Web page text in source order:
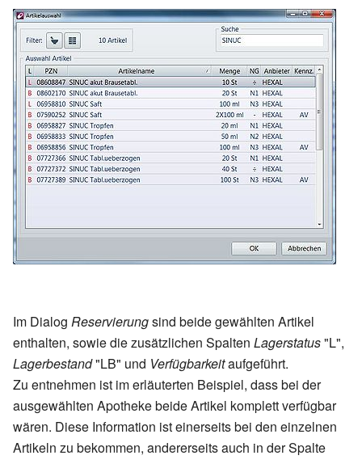
Im Dialog Reservierungsind beide gewählten Artikel
enthalten, sowie die zusätzlichen Spalten Lagerstatus"L",
Lagerbestand"LB" und Verfügbarkeitaufgeführt.
Zu entnehmen ist im erläuterten Beispiel, dass bei der
ausgewählten Apotheke beide Artikel komplett verfügbar
wären. Diese Information ist einerseits bei den einzelnen
Artikeln zu bekommen, andererseits auch in der Spalte